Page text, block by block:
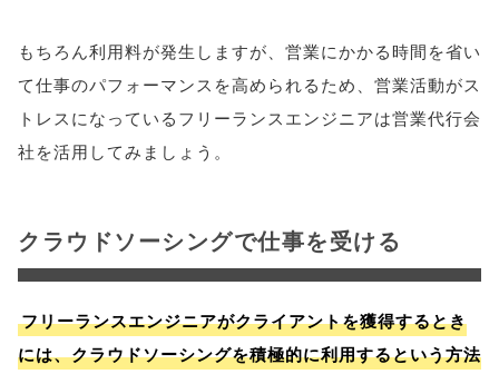
もちろん利用料が発生しますが、営業にかかる時間を省い
て仕事のパフォーマンスを高められるため、営業活動がス
トレスになっているフリーランスエンジニアは営業代行会
社を活用してみましょう。
クラウドソーシングで仕事を受ける
フリーランスエンジニアがクライアントを獲得するとき
には、クラウドソーシングを積極的に利用するという方法